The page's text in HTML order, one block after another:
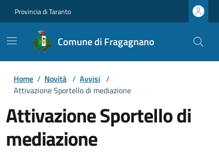
Provincia di Taranto
Comune di Fragagnano
Home / Novità / Avvisi /
Attivazione Sportello di mediazione
Attivazione Sportello di
mediazione